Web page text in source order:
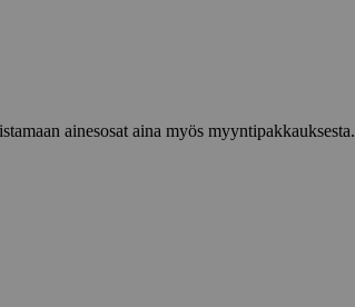
ainesosat aina myös myyntipakkauksesta.